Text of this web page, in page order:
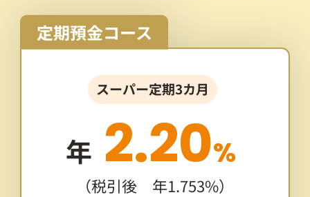
定期預金コース
スーパー定期3カ月
年 2.20%
（税引後 年1.753%）